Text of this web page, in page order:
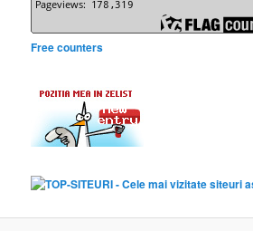
Free counters